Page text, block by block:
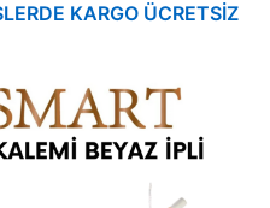
KARGO ÜCRETSIZ